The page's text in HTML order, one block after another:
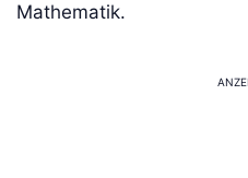
Mathematik.